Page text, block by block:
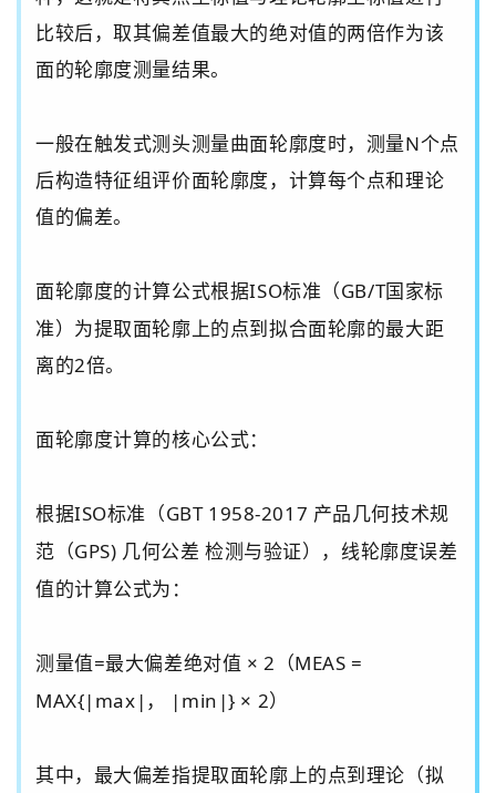
比较后，取其偏差值最大的绝对值的两倍作为该
面的轮廓度测量结果。
一般在触发式测头测量曲面轮廓度时，测量N个点
后构造特征组评价面轮廓度，计算每个点和理论
值的偏差。
面轮廓度的计算公式根据ISO标准（GB/T国家标
准）为提取面轮廓上的点到拟合面轮廓的最大距
离的2倍。
面轮廓度计算的核心公式：
根据ISO标准（GBT 1958-2017 产品几何技术规
范（GPS) 几何公差 检测与验证）， 线轮廓度误差
值的计算公式为：
测量值=最大偏差绝对值 × 2‌ （MEAS =
MAX{|max| ， |min|} × 2）
其中，最大偏差指提取面轮廓上的点到理论（拟